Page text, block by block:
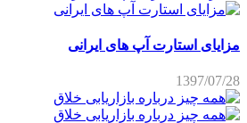
مزایای استارت آپ های ایرانی
1397/07/28